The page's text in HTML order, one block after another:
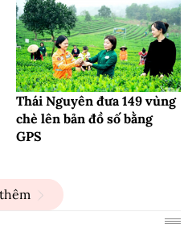
Thái Nguyên đưa 149 vùng
chè lên bản đồ số bằng
GPS